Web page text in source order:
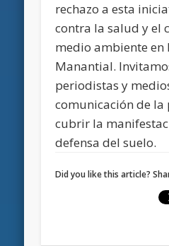
rechazo a esta
contra la salud y el
medio ambiente en
Manantial.
periodistas y
comunicación de la
cubrir la
defensa del suelo.
Did you like this article?